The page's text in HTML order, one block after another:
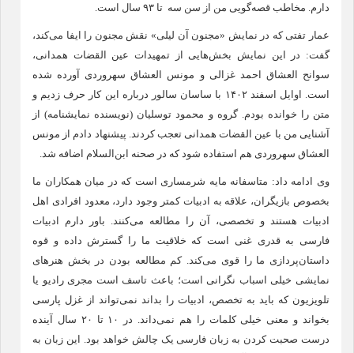
دارم. مخاطب قصه‌گویی من از سن سه تا ۹۳ سال است.
عمار تفتی که در نمایش «مجنون آن لیلی» نقش مجنون را ایفا می‌کند،
گفت: در این نمایش بخش‌هایی از تمهیدات عین القضات همدانی،
سوانح العشاق احمد غزالی و مونس العشاق سهروردی آورده شده
است. اوایل اسفند ۱۴۰۲ با ساسان سالور درباره این کار حرف زدیم و
متن را خوانده بودم. گروه و محمود توسلیان (نویسنده نمایشنامه) از
آشنایی من با عین القضات همدانی تعجب کردند. پیشنهاد دادم از مونس
العشاق سهروردی هم استفاده شود که در صحنه ابن‌السلام اضافه شد.
وی ادامه داد: متاسفانه مایه شرمساری است که در میان همکاران ما
بخصوص بازیگران، علاقه به ادبیات کمتر وجود دارد، معدود افرادی اهل
ادبیات هستند و تخصصی، آن را مطالعه می‌کنند. باور دارم ادبیات
فارسی به قدری غنی است که خلاقیت ما را گسترش داده و قوه
داستان‌پردازی ما را قوی می‌کند. کم مطالعه بودن در بخش هنرهای
نمایشی خیلی اسباب نگرانی است؛ باعث تاسف است مجری رادیو یا
تلویزیون که باید به تخصص، ادبیات را بداند نمی‌تواند از غزل پارسی
بخواند و معنی خیلی کلمات را هم نمی‌داند. در ۱۰ تا ۲۰ سال آینده
درست صحبت کردن به زبان فارسی یک چالش خواهد بود. این زبان به